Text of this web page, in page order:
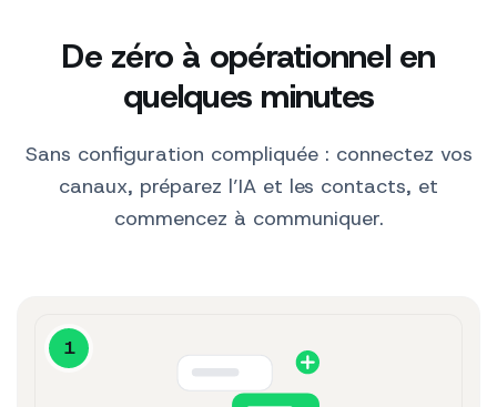
Parfait, je le prends.
10:31
SendApp AI
De zéro à opérationnel en
quelques minutes
Sans configuration compliquée : connectez vos
canaux, préparez l’IA et les contacts, et
commencez à communiquer.
1